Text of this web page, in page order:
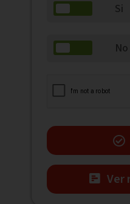
Si Si
No No
Ver